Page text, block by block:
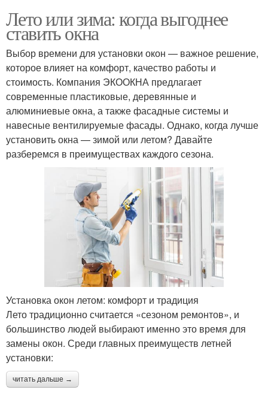
Лето или зима: когда выгоднее
ставить окна
Выбор времени для установки окон — важное решение,
которое влияет на комфорт, качество работы и
стоимость. Компания ЭКООКНА предлагает
современные пластиковые, деревянные и
алюминиевые окна, а также фасадные системы и
навесные вентилируемые фасады. Однако, когда лучше
установить окна — зимой или летом? Давайте
разберемся в преимуществах каждого сезона.
Установка окон летом: комфорт и традиция
Лето традиционно считается «сезоном ремонтов», и
большинство людей выбирают именно это время для
замены окон. Среди главных преимуществ летней
установки:
читать дальше →